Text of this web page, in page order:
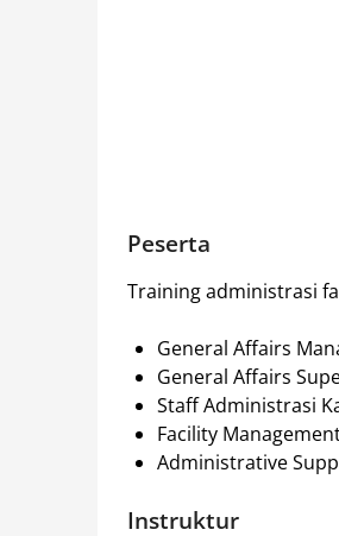
Peserta
Training administrasi
General Affairs
General Affairs
Staff Administrasi
Facility
Administrative
Instruktur